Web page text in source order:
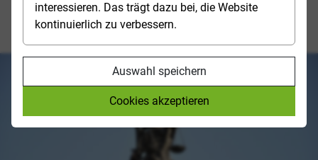
interessieren. Das trägt dazu bei, die Website
kontinuierlich zu verbessern.
Auswahl speichern
Cookies akzeptieren
nehmen dort die ihnen durch das Rechtspflegergesetz